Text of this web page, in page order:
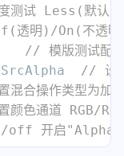
IN, inout
测试 Less(默认)/
明)/On(不透明)
// 模版测试配
// 设
混合操作类型为
色通道 RGB/
开启"Alpha遮